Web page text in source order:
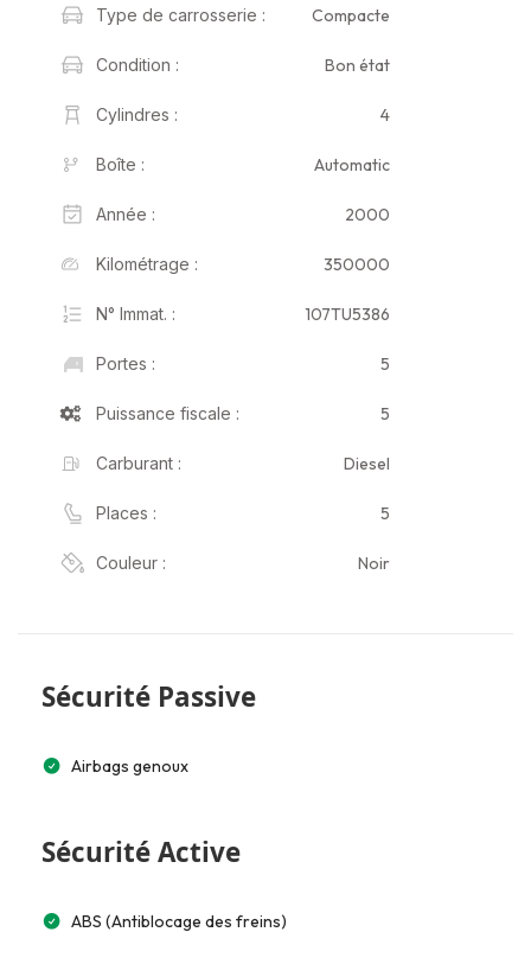
Type de carrosserie : Compacte
Condition : Bon état
Cylindres : 4
Boîte : Automatic
Année : 2000
Kilométrage : 350000
N° Immat. : 107TU5386
Portes : 5
Puissance fiscale : 5
Carburant : Diesel
Places : 5
Couleur : Noir
Sécurité Passive
Airbags genoux
Sécurité Active
ABS (Antiblocage des freins)